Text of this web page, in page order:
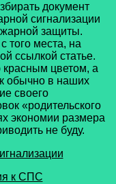
документ
сигнализации
защиты.
того места, на
ссылкой статье.
цветом, а
обычно в наших
своего
«родительского
экономии размера
не буду.
к СПС